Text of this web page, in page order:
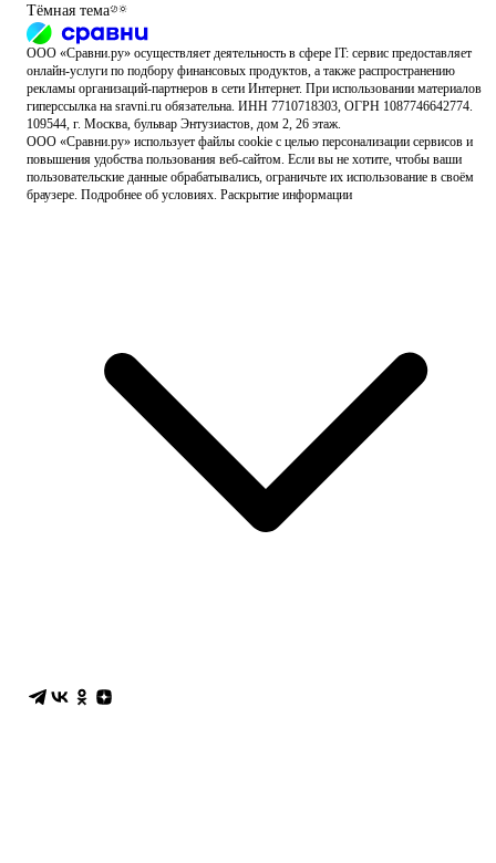
Тёмная тема
ООО «Сравни.ру» осуществляет деятельность в сфере IT: сервис предоставляет
онлайн-услуги по подбору финансовых продуктов , а также распространению
рекламы организаций-партнеров в сети Интернет. При использовании материалов
гиперссылка на sravni.ru обязательна. ИНН 7710718303, ОГРН 1087746642774.
109544, г. Москва, бульвар Энтузиастов, дом 2, 26 этаж.
ООО «Сравни.ру» использует файлы cookie с целью персонализации сервисов и
повышения удобства пользования веб-сайтом. Если вы не хотите, чтобы ваши
пользовательские данные обрабатывались, ограничьте их использование в своём
браузере. Подробнее об условиях. Раскрытие информации